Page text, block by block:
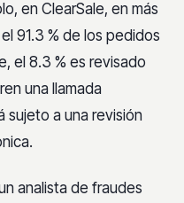
en ClearSale, en más
91.3 % de los pedidos
el 8.3 % es revisado
una llamada
sujeto a una revisión
analista de fraudes